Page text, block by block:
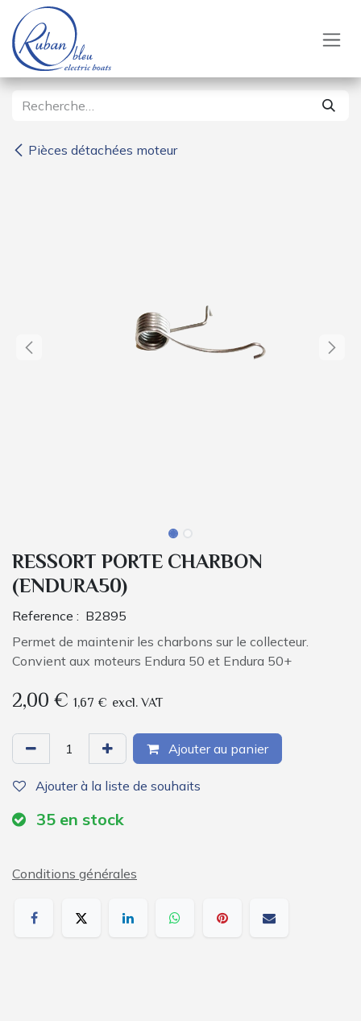
Se rendre au contenu
Pièces détachées moteur
RESSORT PORTE CHARBON
(ENDURA50)
Reference : B2895
Permet de maintenir les charbons sur le collecteur.
Convient aux moteurs Endura 50 et Endura 50+
2,00€ 1,67 € excl. VAT
Ajouter au panier
Ajouter à la liste de souhaits
35 en stock
Conditions générales